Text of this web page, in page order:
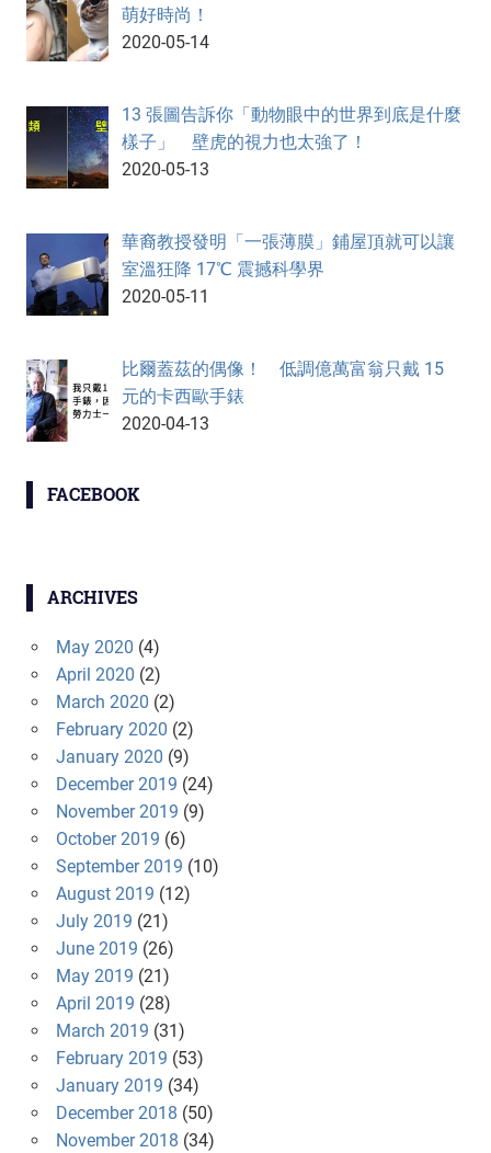
萌好時尚！
2020-05-14
13 張圖告訴你「動物眼中的世界到底是什麼
樣子」 壁虎的視力也太強了！
2020-05-13
華裔教授發明「一張薄膜」鋪屋頂就可以讓
室溫狂降 17℃ 震撼科學界
2020-05-11
比爾蓋茲的偶像！ 低調億萬富翁只戴 15
元的卡西歐手錶
2020-04-13
FACEBOOK
ARCHIVES
May 2020 (4)
April 2020 (2)
March 2020 (2)
February 2020 (2)
January 2020 (9)
December 2019 (24)
November 2019 (9)
October 2019 (6)
September 2019 (10)
August 2019 (12)
July 2019 (21)
June 2019 (26)
May 2019 (21)
April 2019 (28)
March 2019 (31)
February 2019 (53)
January 2019 (34)
December 2018 (50)
November 2018 (34)